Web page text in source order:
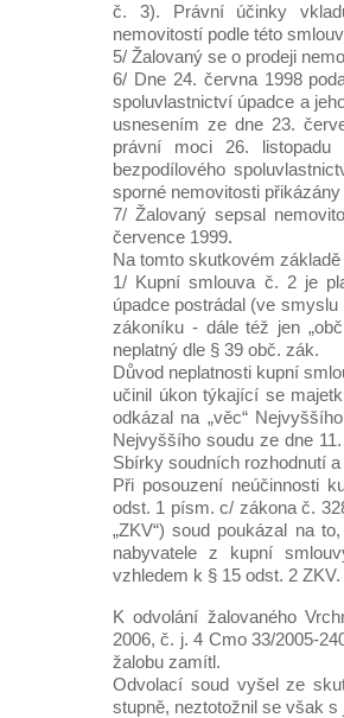
č. 3). Právní účinky
nemovitostí podle této
5/ Žalovaný se o prodeji
6/ Dne 24. června 1998
spoluvlastnictví úpadce a
usnesením ze dne 23.
právní moci 26.
bezpodílového
sporné nemovitosti
7/ Žalovaný sepsal
července 1999.
Na tomto skutkovém
1/ Kupní smlouva č. 2 je
úpadce postrádal (ve
zákoníku - dále též jen
neplatný dle § 39 obč. zák.
Důvod neplatnosti kupní
učinil úkon týkající se
odkázal na „věc“
Nejvyššího soudu ze dne
Sbírky soudních rozhodnutí
Při posouzení neúčinnosti
odst. 1 písm. c/ zákona č.
„ZKV“) soud poukázal na
nabyvatele z kupní
vzhledem k § 15 odst. 2 ZKV.
K odvolání žalovaného
2006, č. j. 4 Cmo 33/2005-
žalobu zamítl.
Odvolací soud vyšel ze
stupně, neztotožnil se však